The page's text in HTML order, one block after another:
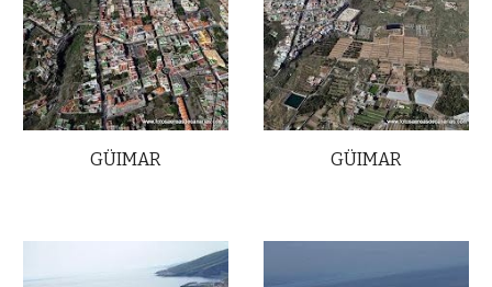
GÜIMAR GÜIMAR